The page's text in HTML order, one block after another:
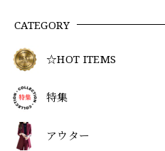
CATEGORY
☆HOT ITEMS
特集
アウター